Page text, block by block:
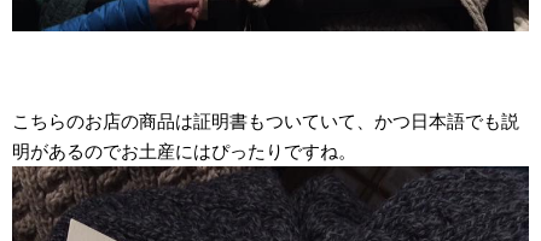
こちらのお店の商品は証明書もついていて、かつ日本語でも説
明があるのでお土産にはぴったりですね。